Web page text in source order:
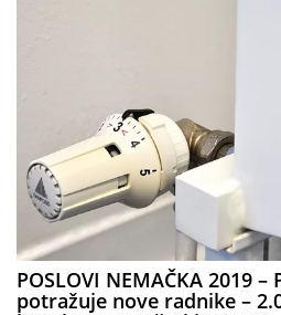
POSLOVI NEMAČKA 2019
potražuje nove radnike –